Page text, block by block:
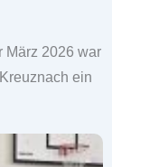
März 2026 war
ein